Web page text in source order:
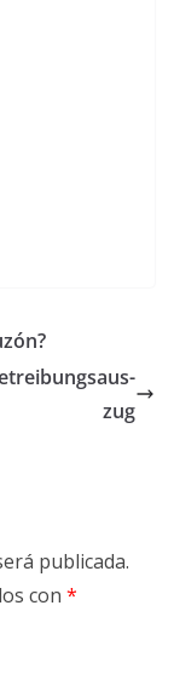
zug
publicada.
con *